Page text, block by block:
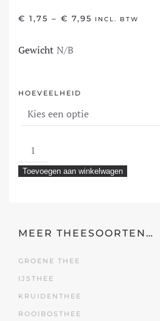
€ 1,75 – € 7,95 PRIJSKLASSE:
INCL. BTW
Gewicht N/B
HOEVEELHEID
Detox
aantal
Toevoegen aan winkelwagen
MEER THEESOORTEN…
GROENE THEE
IJSTHEE
KRUIDENTHEE
ROOIBOSTHEE